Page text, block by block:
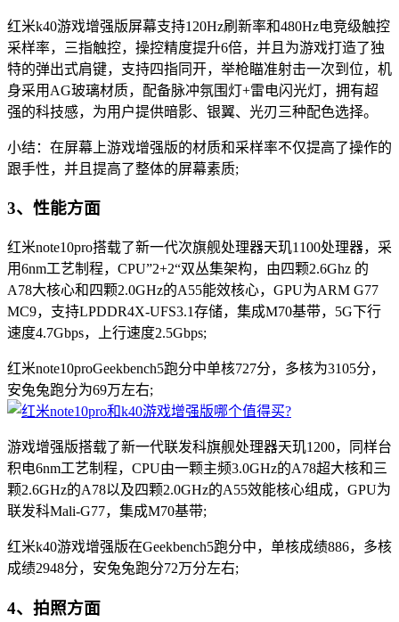
红米k40游戏增强版屏幕支持120Hz刷新率和480Hz电竞级触控
采样率，三指触控，操控精度提升6倍，并且为游戏打造了独
特的弹出式肩键，支持四指同开，举枪瞄准射击一次到位，机
身采用AG玻璃材质，配备脉冲氛围灯+雷电闪光灯，拥有超
强的科技感，为用户提供暗影、银翼、光刃三种配色选择。
小结：在屏幕上游戏增强版的材质和采样率不仅提高了操作的
跟手性，并且提高了整体的屏幕素质;
3、性能方面
红米note10pro搭载了新一代次旗舰处理器天玑1100处理器，采
用6nm工艺制程，CPU”2+2“双丛集架构，由四颗2.6Ghz 的
A78大核心和四颗2.0GHz的A55能效核心，GPU为ARM G77
MC9，支持LPDDR4X-UFS3.1存储，集成M70基带，5G下行
速度4.7Gbps，上行速度2.5Gbps;
红米note10proGeekbench5跑分中单核727分，多核为3105分，
安兔兔跑分为69万左右;
游戏增强版搭载了新一代联发科旗舰处理器天玑1200，同样台
积电6nm工艺制程，CPU由一颗主频3.0GHz的A78超大核和三
颗2.6GHz的A78以及四颗2.0GHz的A55效能核心组成，GPU为
联发科Mali-G77，集成M70基带;
红米k40游戏增强版在Geekbench5跑分中，单核成绩886，多核
成绩2948分，安兔兔跑分72万分左右;
4、拍照方面